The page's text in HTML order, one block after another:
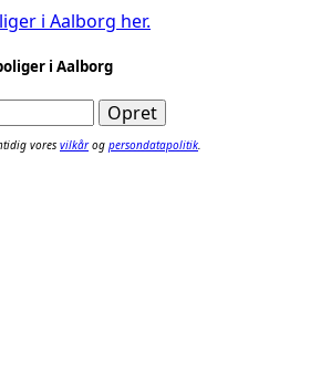
i Aalborg her.
i Aalborg
vores vilkårog persondatapolitik